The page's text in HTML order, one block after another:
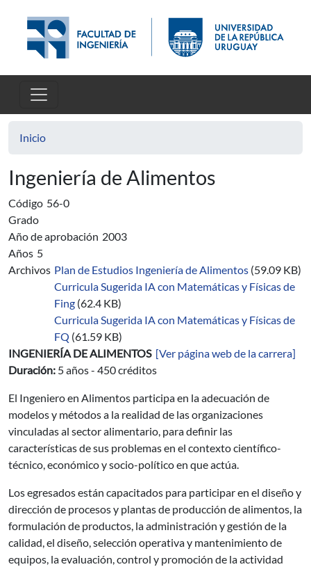
Inicio
Ingeniería de Alimentos
Código 56-0
Grado
Año de aprobación 2003
Años 5
Archivos Plan de Estudios Ingeniería de Alimentos (59.09 KB)
Curricula Sugerida IA con Matemáticas y Físicas de
Fing (62.4 KB)
Curricula Sugerida IA con Matemáticas y Físicas de
FQ (61.59 KB)
INGENIERÍA DE ALIMENTOS [Ver página web de la carrera]
Duración: 5 años - 450 créditos
El Ingeniero en Alimentos participa en la adecuación de
modelos y métodos a la realidad de las organizaciones
vinculadas al sector alimentario, para definir las
características de sus problemas en el contexto científico-
técnico, económico y socio-político en que actúa.
Los egresados están capacitados para participar en el diseño y
dirección de procesos y plantas de producción de alimentos, la
formulación de productos, la administración y gestión de la
calidad, el diseño, selección operativa y mantenimiento de
equipos, la evaluación, control y promoción de la actividad